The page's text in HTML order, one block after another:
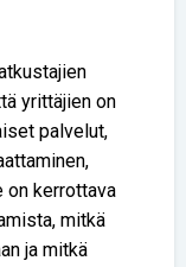
yrittäjien on
palvelut,
on kerrottava
mitkä
ja mitkä